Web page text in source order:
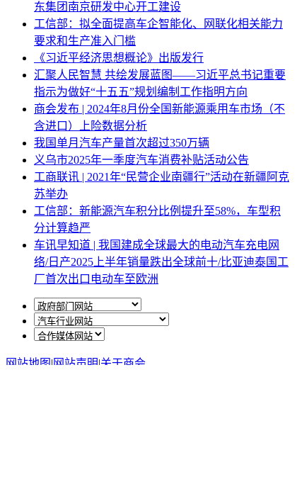
东集团南京研发中心开工建设
工信部：拟全面提高车企智能化、网联化相关能力
要求和生产准入门槛
《习近平经济思想概论》出版发行
汇聚人民智慧 共绘发展蓝图——习近平总书记重要
指示为做好“十五五”规划编制工作指明方向
商会发布 | 2024年8月份全国新能源乘用车市场（不
含进口）上险数据分析
我国单月汽车产量首次超过350万辆
义乌市2025年一季度汽车消费补贴活动公告
工商联讯 | 2021年“民营企业南疆行”活动在新疆阿克
苏举办
工信部：新能源汽车积分比例提升至58%，车型积
分计算趋严
车讯早知道 | 我国建成全球最大的电动汽车充电网
络/日产2025上半年销量跌出全球前十/比亚迪泰国工
厂首次出口电动车至欧洲
网站地图|网站声明|关于商会